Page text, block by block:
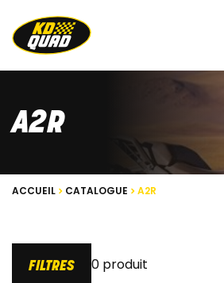
A2R
ACCUEIL CATALOGUE A2R
FILTRES 0 produit